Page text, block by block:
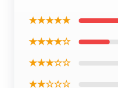
★★★★★
★★★★☆
★★★☆☆
★★☆☆☆